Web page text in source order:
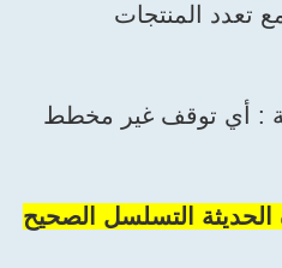
تعدد المنتجات
: أي توقف غير مخطط
التسلسل الصحيح